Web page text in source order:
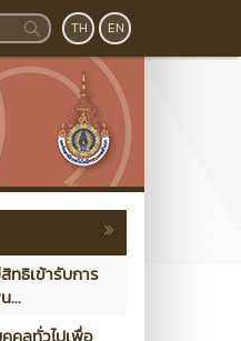
TH EN
ทธิเข้ารับการ
...